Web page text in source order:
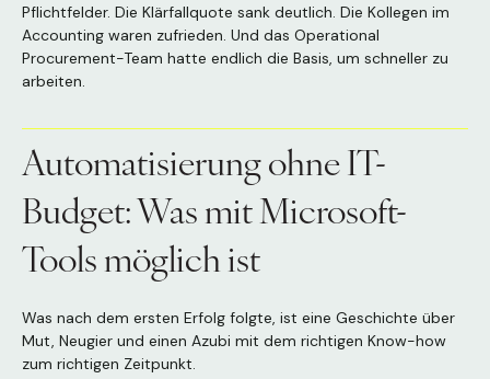
Pflichtfelder. Die Klärfallquote sank deutlich. Die Kollegen im
Accounting waren zufrieden. Und das Operational
Procurement-Team hatte endlich die Basis, um schneller zu
arbeiten.
Automatisierung ohne IT-
Budget: Was mit Microsoft-
Tools möglich ist
Was nach dem ersten Erfolg folgte, ist eine Geschichte über
Mut, Neugier und einen Azubi mit dem richtigen Know-how
zum richtigen Zeitpunkt.